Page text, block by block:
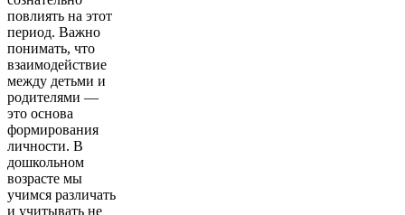
повлиять на этот
период. Важно
понимать, что
взаимодействие
между детьми и
родителями —
это основа
формирования
личности. В
дошкольном
возрасте мы
учимся различать
и учитывать не